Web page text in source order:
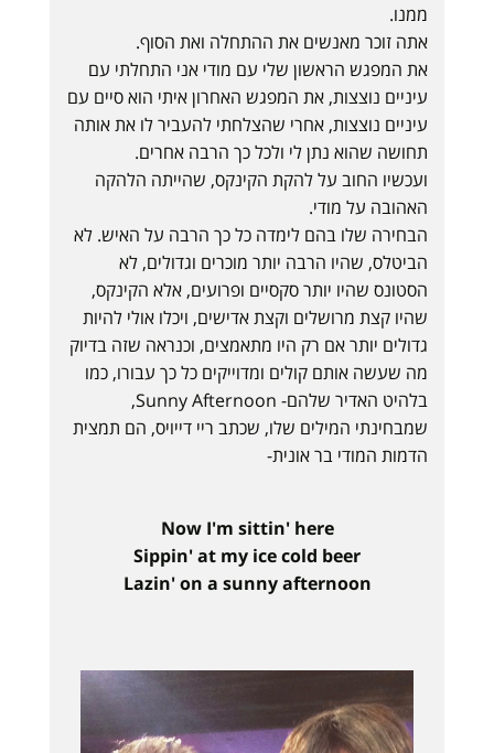
ממנו.
אתה זוכר מאנשים את ההתחלה ואת הסוף.
את המפגש הראשון שלי עם מודי אני התחלתי עם
עיניים נוצצות, את המפגש האחרון איתי הוא סיים עם
עיניים נוצצות, אחרי שהצלחתי להעביר לו את אותה
תחושה שהוא נתן לי ולכל כך הרבה אחרים.
ועכשיו החוב על להקת הקינקס, שהייתה הלהקה
האהובה על מודי.
הבחירה שלו בהם לימדה כל כך הרבה על האיש. לא
הביטלס, שהיו הרבה יותר מוכרים וגדולים, לא
הסטונס שהיו יותר סקסיים ופרועים, אלא הקינקס,
שהיו קצת מרושלים וקצת אדישים, ויכלו אולי להיות
גדולים יותר אם רק היו מתאמצים, וכנראה שזה בדיוק
מה שעשה אותם קולים ומדוייקים כל כך עבורו, כמו
בלהיט האדיר שלהם- Sunny Afternoon,
שמבחינתי המילים שלו, שכתב ריי דייויס, הם תמצית
הדמות המודי בר אונית-
Now I'm sittin' here
Sippin' at my ice cold beer
Lazin' on a sunny afternoon